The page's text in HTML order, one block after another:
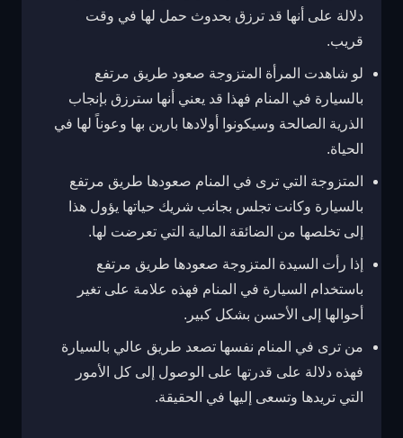
دلالة على أنها قد ترزق بحدوث حمل لها في وقت
قريب.
لو شاهدت المرأة المتزوجة صعود طريق مرتفع
بالسيارة في المنام فهذا قد يعني أنها سترزق بإنجاب
الذرية الصالحة وسيكونوا أولادها بارين بها وعوناً لها في
الحياة.
المتزوجة التي ترى في المنام صعودها طريق مرتفع
بالسيارة وكانت تجلس بجانب شريك حياتها يؤول هذا
إلى تخلصها من الضائقة المالية التي تعرضت لها.
إذا رأت السيدة المتزوجة صعودها طريق مرتفع
باستخدام السيارة في المنام فهذه علامة على تغير
أحوالها إلى الأحسن بشكل كبير.
من ترى في المنام نفسها تصعد طريق عالي بالسيارة
فهذه دلالة على قدرتها على الوصول إلى كل الأمور
التي تريدها وتسعى إليها في الحقيقة.